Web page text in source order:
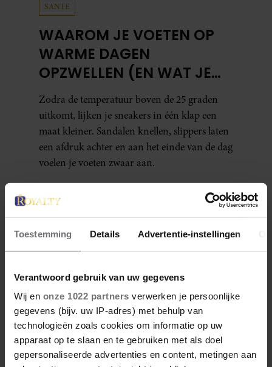
Toestemming Details Advertentie-instellingen
Verantwoord gebruik van uw gegevens
Wij en onze 1022 partners verwerken je persoonlijke
gegevens (bijv. uw IP-adres) met behulp van
technologieën zoals cookies om informatie op uw
apparaat op te slaan en te gebruiken met als doel
gepersonaliseerde advertenties en content, metingen aan
SANTE
WAAROM JE VOETEN OP
WARME DAGEN
OPZWELLEN (EN WAT JE
ERAAN KUNT DOEN)
Zodra de temperatuur boven de 25 graden
uitkomt, lijken je sneakers in één klap een
maat kleiner. Sandalen knellen, slippers laten
een afdruk achter en aan het einde van de dag
voelen je voeten zwaar aan.